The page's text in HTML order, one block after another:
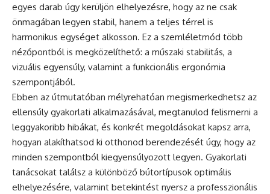
egyes darab úgy kerüljön elhelyezésre, hogy az ne csak
önmagában legyen stabil, hanem a teljes térrel is
harmonikus egységet alkosson. Ez a szemléletmód több
nézőpontból is megközelíthető: a műszaki stabilitás, a
vizuális egyensúly, valamint a funkcionális ergonómia
szempontjából.
Ebben az útmutatóban mélyrehatóan megismerkedhetsz az
ellensúly gyakorlati alkalmazásával, megtanulod felismerni a
leggyakoribb hibákat, és konkrét megoldásokat kapsz arra,
hogyan alakíthatsod ki otthonod berendezését úgy, hogy az
minden szempontból kiegyensúlyozott legyen. Gyakorlati
tanácsokat találsz a különböző bútortípusok optimális
elhelyezésére, valamint betekintést nyersz a professzionális